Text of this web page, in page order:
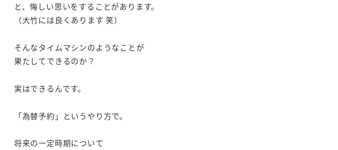
と、悔しい思いをすることがあります。
（大竹には良くあります 笑）
そんなタイムマシンのようなことが
果たしてできるのか？
実はできるんです。
「為替予約」というやり方で。
将来の一定時期について